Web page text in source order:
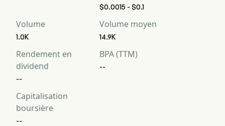
$0.0015 - $0.1
Volume
1.0K
Volume moyen
14.9K
Rendement en
dividend
--
BPA (TTM)
--
Capitalisation
boursière
--